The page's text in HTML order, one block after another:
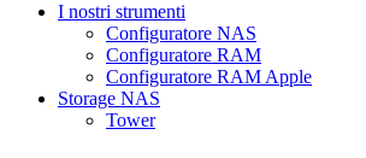
I nostri strumenti
Configuratore NAS
Configuratore RAM
Configuratore RAM Apple
Storage NAS
Tower